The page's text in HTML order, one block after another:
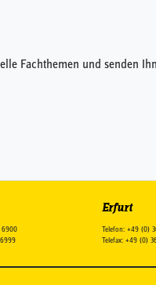
Fachthemen und senden
6900
Erfurt
Telefon: +49 (0)
Telefax: +49 (0)